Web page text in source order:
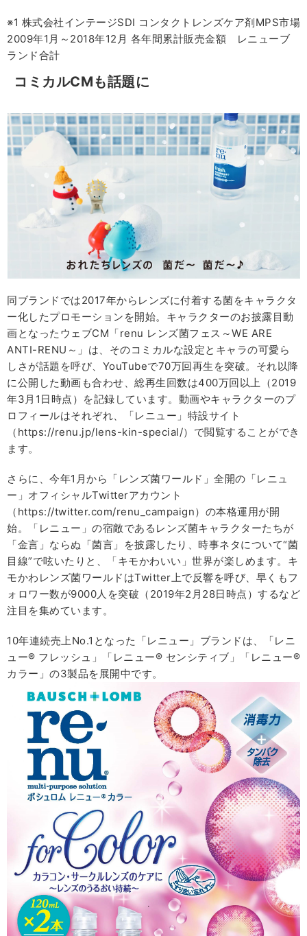
※1 株式会社インテージSDI コンタクトレンズケア剤MPS市場
2009年1月～2018年12月 各年間累計販売金額 レニューブ
ランド合計
コミカルCMも話題に
同ブランドでは2017年からレンズに付着する菌をキャラクタ
ー化したプロモーションを開始。キャラクターのお披露目動
画となったウェブCM「renu レンズ菌フェス～WE ARE
ANTI-RENU～」は、そのコミカルな設定とキャラの可愛ら
しさが話題を呼び、YouTubeで70万回再生を突破。それ以降
に公開した動画も合わせ、総再生回数は400万回以上（2019
年3月1日時点）を記録しています。動画やキャラクターのプ
ロフィールはそれぞれ、「レニュー」特設サイト
（https://renu.jp/lens-kin-special/）で閲覧することができ
ます。
さらに、今年1月から「レンズ菌ワールド」全開の「レニュ
ー」オフィシャルTwitterアカウント
（https://twitter.com/renu_campaign）の本格運用が開
始。「レニュー」の宿敵であるレンズ菌キャラクターたちが
「金言」ならぬ「菌言」を披露したり、時事ネタについて“菌
目線”で呟いたりと、「キモかわいい」世界が楽しめます。キ
モかわレンズ菌ワールドはTwitter上で反響を呼び、早くもフ
ォロワー数が9000人を突破（2019年2月28日時点）するなど
注目を集めています。
10年連続売上No.1となった「レニュー」ブランドは、「レニ
ュー® フレッシュ」「レニュー® センシティブ」「レニュー®
カラー」の3製品を展開中です。